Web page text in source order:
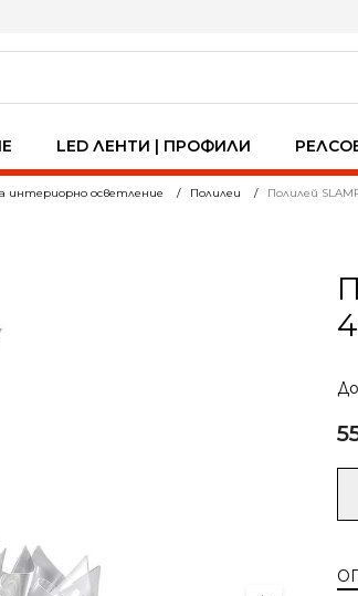
LED ЛЕНТИ | ПРОФИЛИ
интериорно осветление Полилеи Полилей
Veli